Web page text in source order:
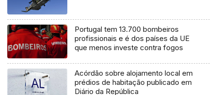
Portugal tem 13.700 bombeiros
profissionais e é dos países da UE
que menos investe contra fogos
Acórdão sobre alojamento local em
prédios de habitação publicado em
Diário da República